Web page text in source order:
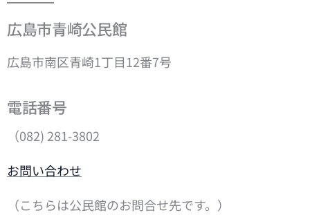
広島市青崎公民館
広島市南区青崎1丁目12番7号
電話番号
（082) 281-3802
お問い合わせ
（こちらは公民館のお問合せ先です。）